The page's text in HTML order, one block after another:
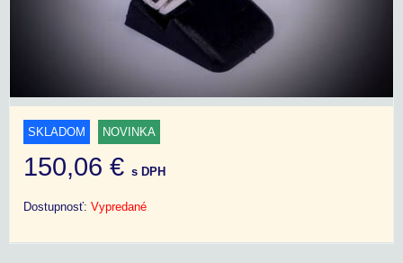
SKLADOM NOVINKA
150,06 € s DPH
Dostupnosť: Vypredané